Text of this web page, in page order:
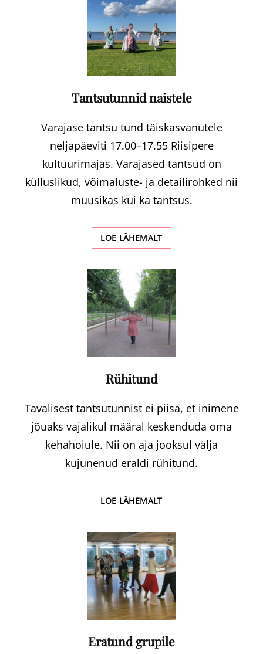
Tantsutunnid naistele
Varajase tantsu tund täiskasvanutele
neljapäeviti 17.00–17.55 Riisipere
kultuurimajas. Varajased tantsud on
külluslikud, võimaluste- ja detailirohked nii
muusikas kui ka tantsus.
LOE LÄHEMALTTANTSUTUNNID
NAISTELE
Rühitund
Tavalisest tantsutunnist ei piisa, et inimene
jõuaks vajalikul määral keskenduda oma
kehahoiule. Nii on aja jooksul välja
kujunenud eraldi rühitund.
LOE LÄHEMALTRÜHITUND
Eratund grupile